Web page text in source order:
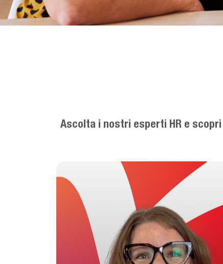
Ascolta i nostri esperti HR e